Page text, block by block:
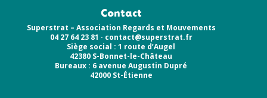
Contact
Superstrat – Association Regards et Mouvements
04 27 64 23 81 · contact@superstrat.fr
Siège social : 1 route d’Augel
42380 S-Bonnet-le-Château
Bureaux : 6 avenue Augustin Dupré
42000 St-Étienne